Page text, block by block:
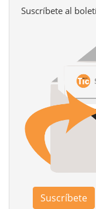
Suscríbete al
Suscríbete